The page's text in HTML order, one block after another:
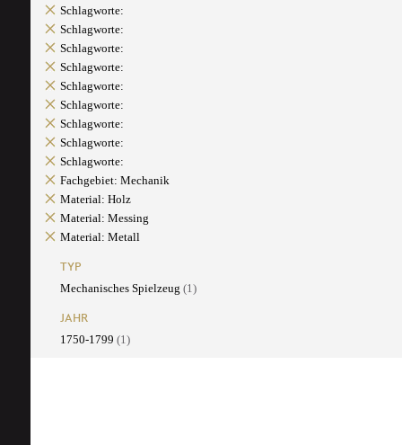
Schlagworte:
Schlagworte:
Schlagworte:
Schlagworte:
Schlagworte:
Schlagworte:
Schlagworte:
Schlagworte:
Schlagworte:
Fachgebiet: Mechanik
Material: Holz
Material: Messing
Material: Metall
TYP
Mechanisches Spielzeug (1)
JAHR
1750-1799 (1)